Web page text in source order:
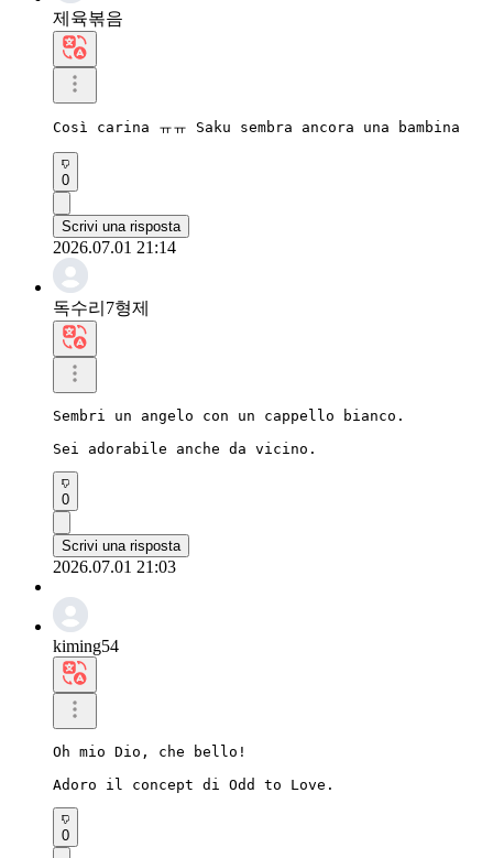
제육볶음
Così carina ㅠㅠ Saku sembra ancora una bambina
0
Scrivi una risposta
2026.07.01 21:14
독수리7형제
Sembri un angelo con un cappello bianco.
Sei adorabile anche da vicino.
0
Scrivi una risposta
2026.07.01 21:03
kiming54
Oh mio Dio, che bello!
Adoro il concept di Odd to Love.
0